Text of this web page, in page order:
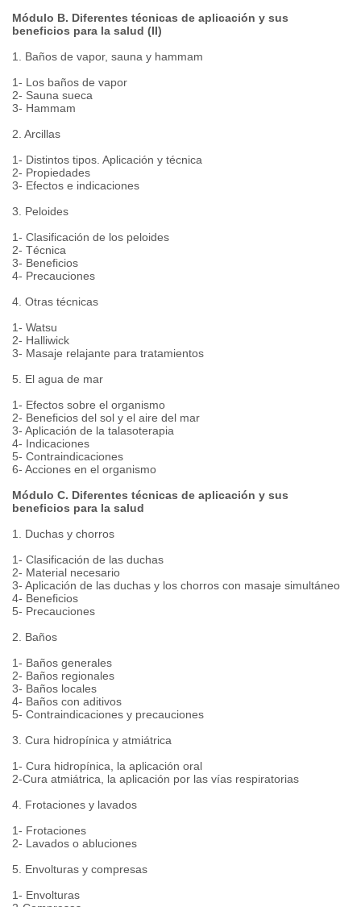
Módulo B. Diferentes técnicas de aplicación y sus
beneficios para la salud (II)
1. Baños de vapor, sauna y hammam
1- Los baños de vapor
2- Sauna sueca
3- Hammam
2. Arcillas
1- Distintos tipos. Aplicación y técnica
2- Propiedades
3- Efectos e indicaciones
3. Peloides
1- Clasificación de los peloides
2- Técnica
3- Beneficios
4- Precauciones
4. Otras técnicas
1- Watsu
2- Halliwick
3- Masaje relajante para tratamientos
5. El agua de mar
1- Efectos sobre el organismo
2- Beneficios del sol y el aire del mar
3- Aplicación de la talasoterapia
4- Indicaciones
5- Contraindicaciones
6- Acciones en el organismo
Módulo C. Diferentes técnicas de aplicación y sus
beneficios para la salud
1. Duchas y chorros
1- Clasificación de las duchas
2- Material necesario
3- Aplicación de las duchas y los chorros con masaje simultáneo
4- Beneficios
5- Precauciones
2. Baños
1- Baños generales
2- Baños regionales
3- Baños locales
4- Baños con aditivos
5- Contraindicaciones y precauciones
3. Cura hidropínica y atmiátrica
1- Cura hidropínica, la aplicación oral
2-Cura atmiátrica, la aplicación por las vías respiratorias
4. Frotaciones y lavados
1- Frotaciones
2- Lavados o abluciones
5. Envolturas y compresas
1- Envolturas